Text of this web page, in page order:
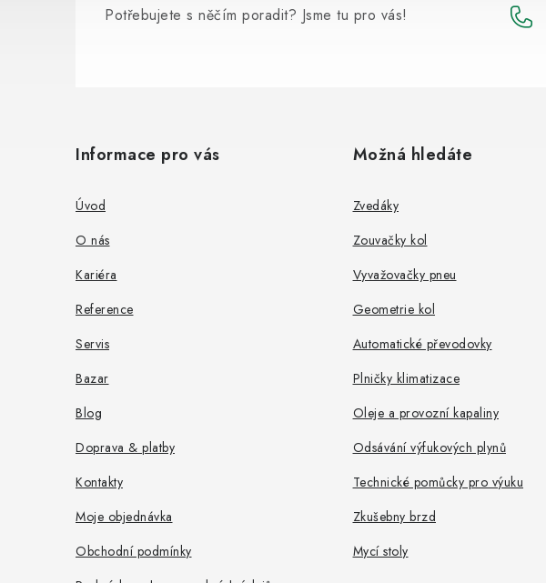
Potřebujete s něčím poradit? Jsme tu pro vás!
Informace pro vás
Úvod
O nás
Kariéra
Reference
Servis
Bazar
Blog
Doprava & platby
Kontakty
Moje objednávka
Obchodní podmínky
Možná hledáte
Zvedáky
Zouvačky kol
Vyvažovačky pneu
Geometrie kol
Automatické převodovky
Plničky klimatizace
Oleje a provozní kapaliny
Odsávání výfukových plynů
Technické pomůcky pro výuku
Zkušebny brzd
Mycí stoly